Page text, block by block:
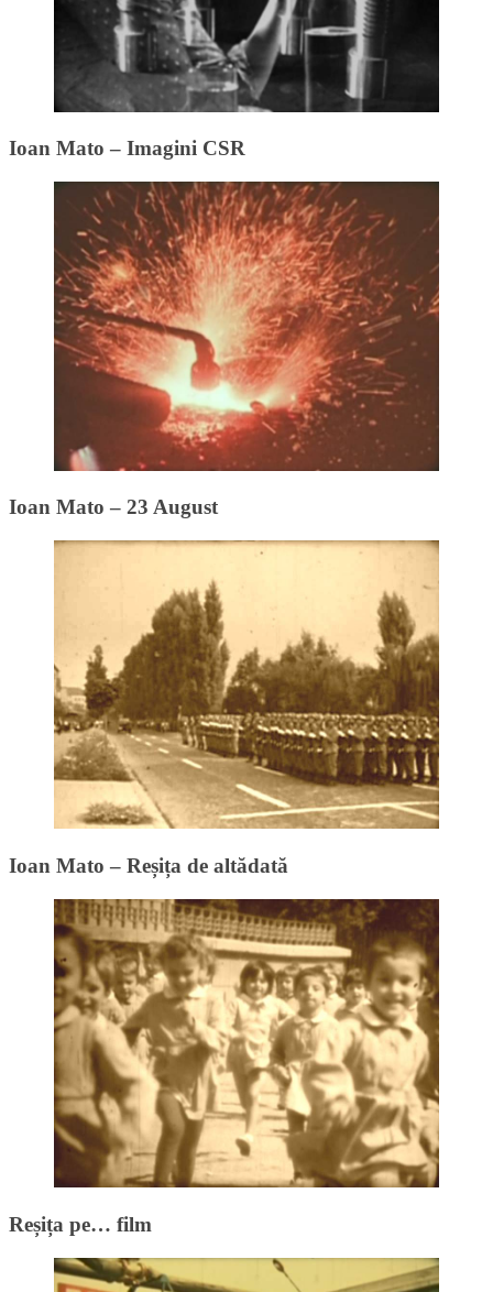
Ioan Mato – Imagini CSR
Ioan Mato – 23 August
Ioan Mato – Reșița de altădată
Reșița pe… film